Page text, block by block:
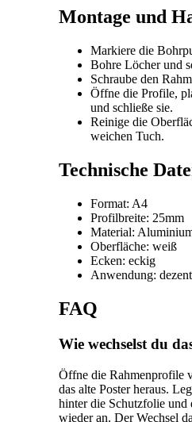
Montage und
Markiere die
Bohre Löcher und
Schraube den
Öffne die Profile,
und schließe sie.
Reinige die
weichen Tuch.
Technische
Format: A4
Profilbreite: 25mm
Material:
Oberfläche: weiß
Ecken: eckig
Anwendung:
FAQ
Wie wechselst du
Öffne die Rahmenprofile
das alte Poster heraus.
hinter die Schutzfolie und
wieder an. Der Wechsel